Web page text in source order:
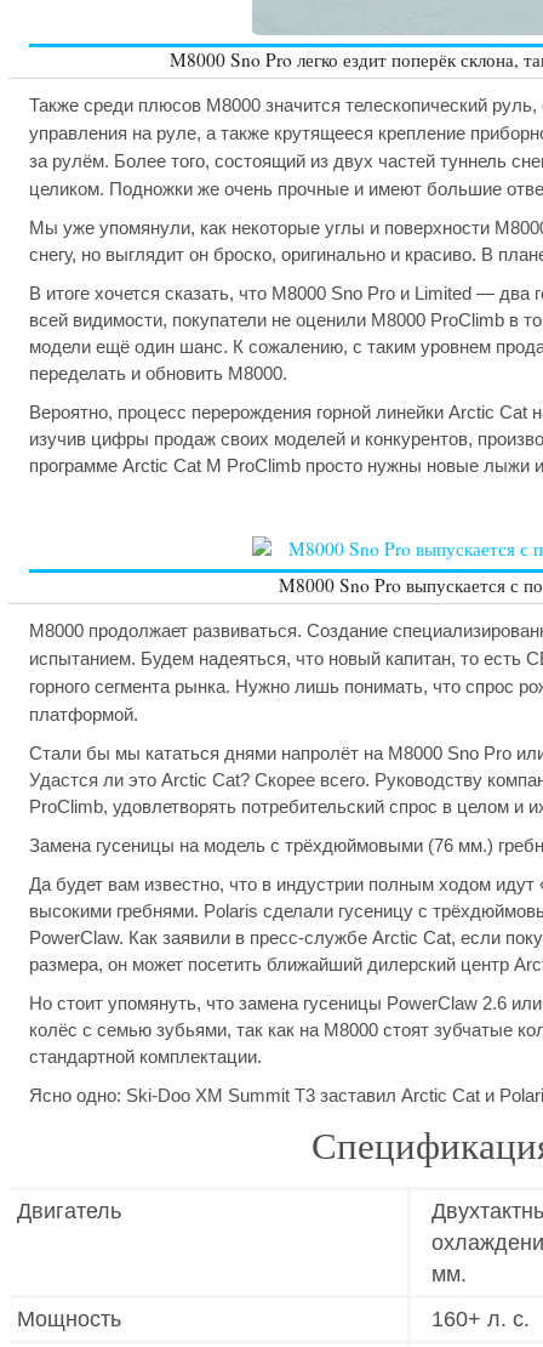
M8000 Sno Pro легко ездит поперёк склона,
Также среди плюсов M8000 значится телескопический
управления на руле, а также крутящееся крепление
за рулём. Более того, состоящий из двух частей туннель
целиком. Подножки же очень прочные и имеют большие
Мы уже упомянули, как некоторые углы и поверхности
снегу, но выглядит он броско, оригинально и красиво. В
В итоге хочется сказать, что M8000 Sno Pro и Limited —
всей видимости, покупатели не оценили M8000 ProClimb в
модели ещё один шанс. К сожалению, с таким уровнем
переделать и обновить M8000.
Вероятно, процесс перерождения горной линейки Arctic Cat
изучив цифры продаж своих моделей и конкурентов,
программе Arctic Cat M ProClimb просто нужны новые лыжи
M8000 Sno Pro выпускается с
M8000 продолжает развиваться. Создание
испытанием. Будем надеяться, что новый капитан, то есть
горного сегмента рынка. Нужно лишь понимать, что спрос
платформой.
Стали бы мы кататься днями напролёт на M8000 Sno Pro
Удастся ли это Arctic Cat? Скорее всего. Руководству
ProClimb, удовлетворять потребительский спрос в целом
Замена гусеницы на модель с трёхдюймовыми (76 мм.)
Да будет вам известно, что в индустрии полным ходом
высокими гребнями. Polaris сделали гусеницу с
PowerClaw. Как заявили в пресс-службе Arctic Cat, если
размера, он может посетить ближайший дилерский центр
Но стоит упомянуть, что замена гусеницы PowerClaw 2.6
колёс с семью зубьями, так как на M8000 стоят зубчатые
стандартной комплектации.
Ясно одно: Ski-Doo XM Summit T3 заставил Arctic Cat и
Двигатель
мм.
Мощность
160+ л. с.